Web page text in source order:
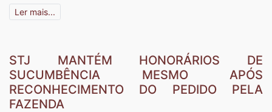
Ler mais...
STJ MANTÉM HONORÁRIOS DE
SUCUMBÊNCIA MESMO APÓS
RECONHECIMENTO DO PEDIDO PELA
FAZENDA